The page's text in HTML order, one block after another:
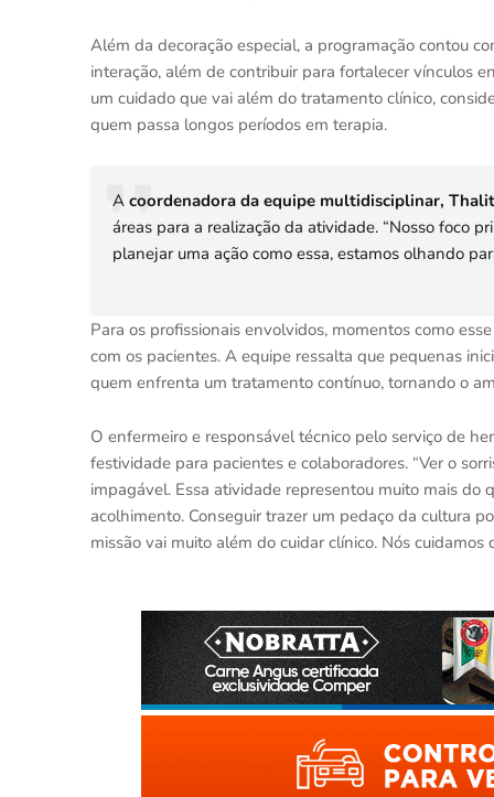
Além da decoração especial, a programação contou
interação, além de contribuir para fortalecer vínculos
um cuidado que vai além do tratamento clínico,
quem passa longos períodos em terapia.
A coordenadora da equipe multidisciplinar,
áreas para a realização da atividade. “Nosso foco
planejar uma ação como essa, estamos olhando
Para os profissionais envolvidos, momentos como
com os pacientes. A equipe ressalta que pequenas
quem enfrenta um tratamento contínuo, tornando o
O enfermeiro e responsável técnico pelo serviço de
festividade para pacientes e colaboradores. “Ver o
impagável. Essa atividade representou muito mais do
acolhimento. Conseguir trazer um pedaço da cultura
missão vai muito além do cuidar clínico. Nós